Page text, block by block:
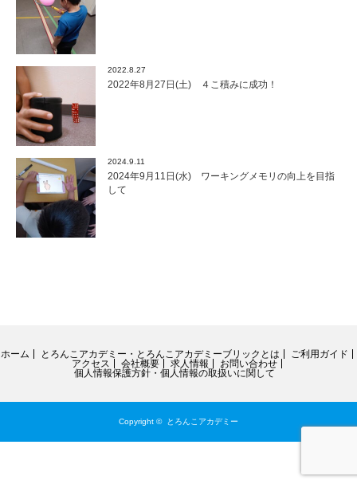
2022.8.27
2022年8月27日(土) ４こ積みに成功！
2024.9.11
2024年9月11日(水) ワーキングメモリの向上を目指
して
ホーム とろんこアカデミー・とろんこアカデミーブリックとは
ご利用ガイド
アクセス
会社概要 求人情報
お問い合わせ
個人情報保護方針・個人情報の取扱いに関して
Copyright © とろんこアカデミー